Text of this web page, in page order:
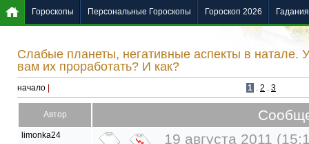
Слабые планеты, негативные аспекты в натале.
вам их проработать? И как?
начало 1 . 2 . 3
Автор
limonka24 19 августа 2011
Гороскопы Персональные Гороскопы Гороскоп 2026 Гадания